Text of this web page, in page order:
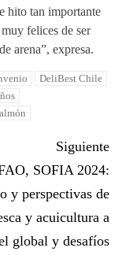
hito tan importante
felices de ser
arena”, expresa.
DeliBest Chile
Siguiente
SOFIA 2024:
y perspectivas de
y acuicultura a
global y desafíos